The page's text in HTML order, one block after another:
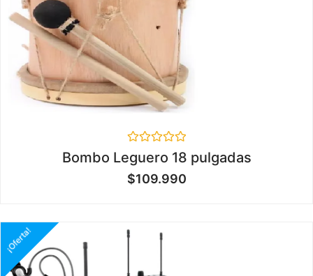
en
0
de
Bombo Leguero 18 pulgadas
$109.990
¡Oferta!